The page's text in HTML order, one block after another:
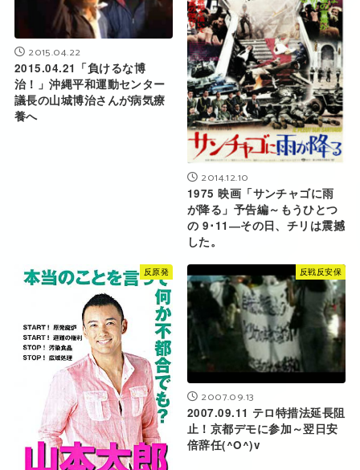
2015.04.22
2015.04.21「負けるな博
治！」沖縄平和運動センター
議長の山城博治さんが病気療
養へ
2014.12.10
1975 映画「サンチャゴに雨
が降る」予告編～もうひとつ
の 9･11―その日、チリは震撼
した。
反原発 反戦反安保
2007.09.13
2007.09.11 テロ特措法延長阻
止！京都デモに参加～翌日安
倍辞任(^O^)v